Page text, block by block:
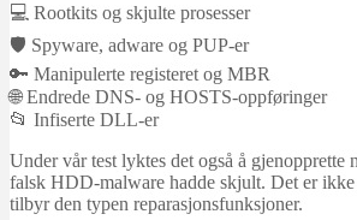
💻 Rootkits og skjulte prosesser
🛡️ Spyware, adware og PUP-er
🔑 Manipulerte registeret og MBR
🌐 Endrede DNS- og HOSTS-oppføringer
📂 Infiserte DLL-er
Under vår test lyktes det også å gjenopprette
falsk HDD-malware hadde skjult. Det er ikke
tilbyr den typen reparasjonsfunksjoner.